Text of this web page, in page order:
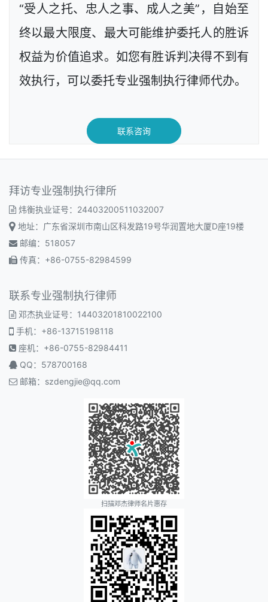
“受人之托、忠人之事、成人之美”，自始至
终以最大限度、最大可能维护委托人的胜诉
权益为价值追求。如您有胜诉判决得不到有
效执行，可以委托专业强制执行律师代办。
联系咨询
拜访专业强制执行律所
炜衡执业证号：24403200511032007
地址：广东省深圳市南山区科发路19号华润置地大厦D座19楼
邮编：518057
传真：+86-0755-82984599
联系专业强制执行律师
邓杰执业证号：14403201810022100
手机：+86-13715198118
座机：+86-0755-82984411
QQ：578700168
邮箱： szdengjie@qq.com
扫描邓杰律师名片惠存